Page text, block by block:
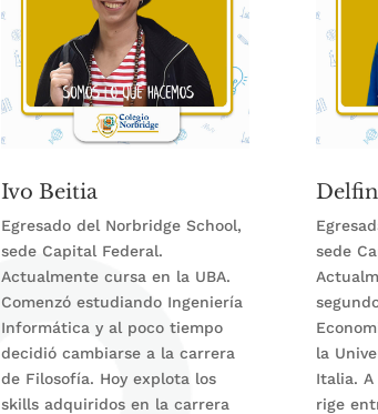
Ivo Beitia
Egresado del Norbridge School,
sede Capital Federal.
Actualmente cursa en la UBA.
Comenzó estudiando Ingeniería
Informática y al poco tiempo
decidió cambiarse a la carrera
de Filosofía. Hoy explota los
skills adquiridos en la carrera
sede
la
Italia.
rige